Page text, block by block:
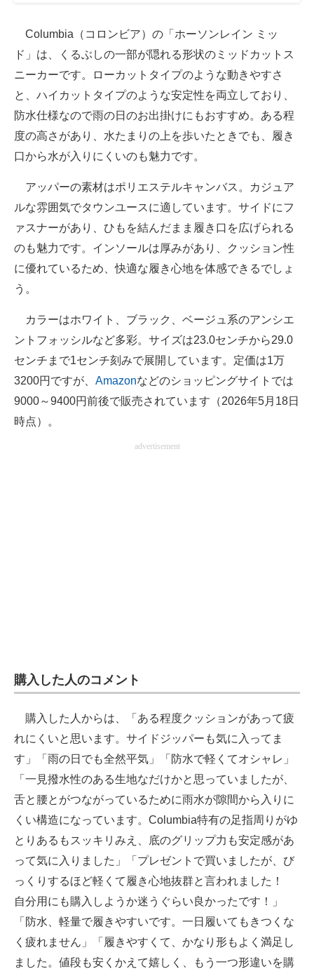
Columbia（コロンビア）の「ホーソンレイン ミッ
ド」は、くるぶしの一部が隠れる形状のミッドカットス
ニーカーです。ローカットタイプのような動きやすさ
と、ハイカットタイプのような安定性を両立しており、
防水仕様なので雨の日のお出掛けにもおすすめ。ある程
度の高さがあり、水たまりの上を歩いたときでも、履き
口から水が入りにくいのも魅力です。
アッパーの素材はポリエステルキャンバス。カジュア
ルな雰囲気でタウンユースに適しています。サイドにフ
ァスナーがあり、ひもを結んだまま履き口を広げられる
のも魅力です。インソールは厚みがあり、クッション性
に優れているため、快適な履き心地を体感できるでしょ
う。
カラーはホワイト、ブラック、ベージュ系のアンシエ
ントフォッシルなど多彩。サイズは23.0センチから29.0
センチまで1センチ刻みで展開しています。定価は1万
3200円ですが、 Amazonなどのショッピングサイトでは
9000～9400円前後で販売されています（2026年5月18日
時点）。
advertisement
購入した人のコメント
購入した人からは、「ある程度クッションがあって疲
れにくいと思います。サイドジッパーも気に入ってま
す」「雨の日でも全然平気」「防水で軽くてオシャレ」
「一見撥水性のある生地なだけかと思っていましたが、
舌と腰とがつながっているために雨水が隙間から入りに
くい構造になっています。Columbia特有の足指周りがゆ
とりあるもスッキリみえ、底のグリップ力も安定感があ
って気に入りました」「プレゼントで買いましたが、び
っくりするほど軽くて履き心地抜群と言われました！
自分用にも購入しようか迷うぐらい良かったです！」
「防水、軽量で履きやすいです。一日履いてもきつくな
く疲れません」「履きやすくて、かなり形もよく満足し
ました。値段も安くかえて嬉しく、もう一つ形違いを購